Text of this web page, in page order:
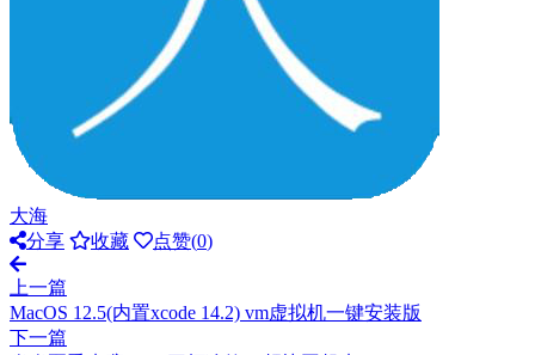
大海
分享
收藏 点赞(0)
上一篇
MacOS 12.5(内置xcode 14.2) vm虚拟机一键安装版
下一篇